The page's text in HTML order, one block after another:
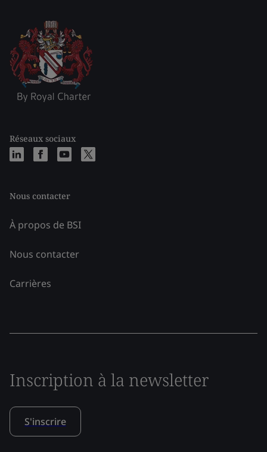
Réseaux sociaux
Nous contacter
À propos de BSI
Nous contacter
Carrières
Inscription à la newsletter
S'inscrire